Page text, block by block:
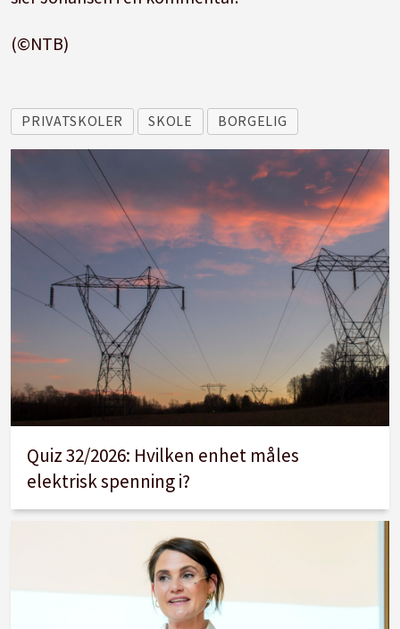
(©NTB)
PRIVATSKOLER SKOLE BORGELIG
Quiz 32/2026: Hvilken enhet måles
elektrisk spenning i?